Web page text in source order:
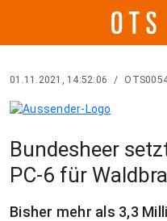
01.11.2021, 14:52:06 /
Bundesheer
PC-6 für
Bisher mehr als 3,3